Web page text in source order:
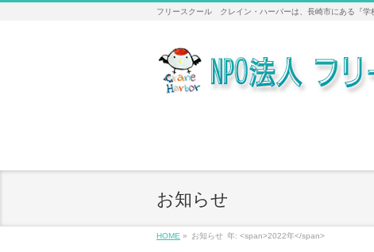
フリースクール クレイン・ハーバーは、長崎市にある『学
お知らせ
HOME » お知らせ 年: <span>2022年</span>